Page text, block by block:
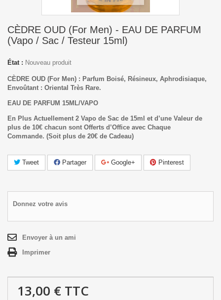
CÈDRE OUD (For Men) - EAU DE PARFUM
(Vapo / Sac / Testeur 15ml)
État : Nouveau produit
CÈDRE OUD (For Men) : Parfum Boisé, Résineux, Aphrodisiaque,
Envoûtant : Oriental Très Rare.
EAU DE PARFUM 15ML/VAPO
En Plus Actuellement 2 Vapo de Sac de 15ml et d’une Valeur de
plus de 10€ chacun sont Offerts d’Office avec Chaque
Commande. (Soit plus de 20€ de Cadeau)
Tweet Partager Google+ Pinterest
Donnez votre avis
Envoyer à un ami
Imprimer
13,00 € TTC